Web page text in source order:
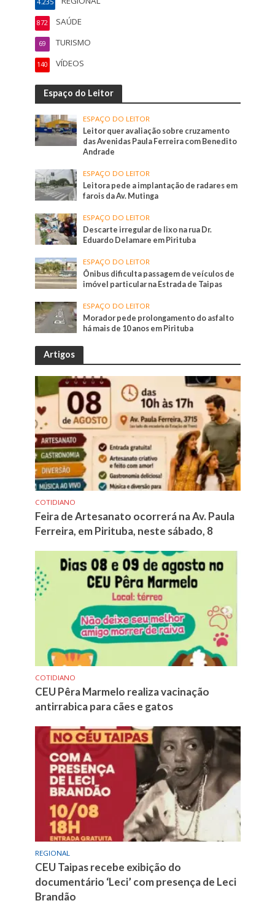
SAÚDE
872
TURISMO
69
VÍDEOS
140
Espaço do Leitor
ESPAÇO DO LEITOR
Leitor quer avaliação sobre cruzamento
das Avenidas Paula Ferreira com Benedito
Andrade
ESPAÇO DO LEITOR
Leitora pede a implantação de radares em
farois da Av. Mutinga
ESPAÇO DO LEITOR
Descarte irregular de lixo na rua Dr.
Eduardo Delamare em Pirituba
ESPAÇO DO LEITOR
Ônibus dificulta passagem de veículos de
imóvel particular na Estrada de Taipas
ESPAÇO DO LEITOR
Morador pede prolongamento do asfalto
há mais de 10 anos em Pirituba
Artigos
COTIDIANO
Feira de Artesanato ocorrerá na Av. Paula
Ferreira, em Pirituba, neste sábado, 8
COTIDIANO
CEU Pêra Marmelo realiza vacinação
antirrabica para cães e gatos
REGIONAL
CEU Taipas recebe exibição do
documentário ‘Leci’ com presença de Leci
Brandão